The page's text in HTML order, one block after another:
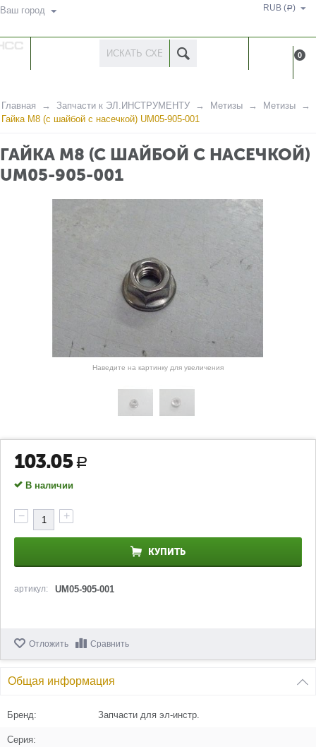
Ваш город RUB (Р)
0
Главная Запчасти к ЭЛ.ИНСТРУМЕНТУ Метизы
Метизы
Гайка М8 (с шайбой с насечкой) UM05-905-001
ГАЙКА М8 (С ШАЙБОЙ С НАСЕЧКОЙ)
UM05-905-001
Наведите на картинку для увеличения
103.05 Р
В наличии
+
−
КУПИТЬ
артикул: UM05-905-001
Отложить Сравнить
Общая информация
Бренд: Запчасти для эл-инстр.
Серия: